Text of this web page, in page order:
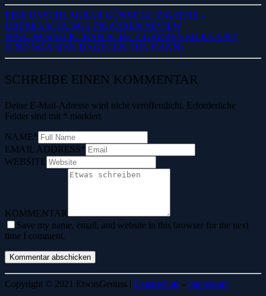
EINE UNSCHLAGBAR GÜNSTIGE ZIGARRE –
ÜBERRASCHUNGS ZIGARREN REVIEW
WARUM SIND KUBANISCHE ZIGARREN SO KNAPP?
(UND WAS MAN DAGEGEN TUN KANN)
SCHREIBE EINEN KOMMENTAR
Deine E-Mail-Adresse wird nicht veröffentlicht. Erforderliche
Felder sind mit * markiert
NAME*
EMAIL ADDRESS*
WEBSITE
KOMMENTAR
Save my name, email, and website in this browser for the next
time I comment.
Copyright © 2021 EtwasGenuss | Datenschutz - Impressum